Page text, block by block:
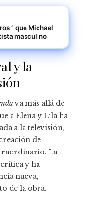
1 que Michael
masculino
y la
va más allá de
a Elena y Lila ha
a la televisión,
de
La
y ha
nueva,
de la obra.